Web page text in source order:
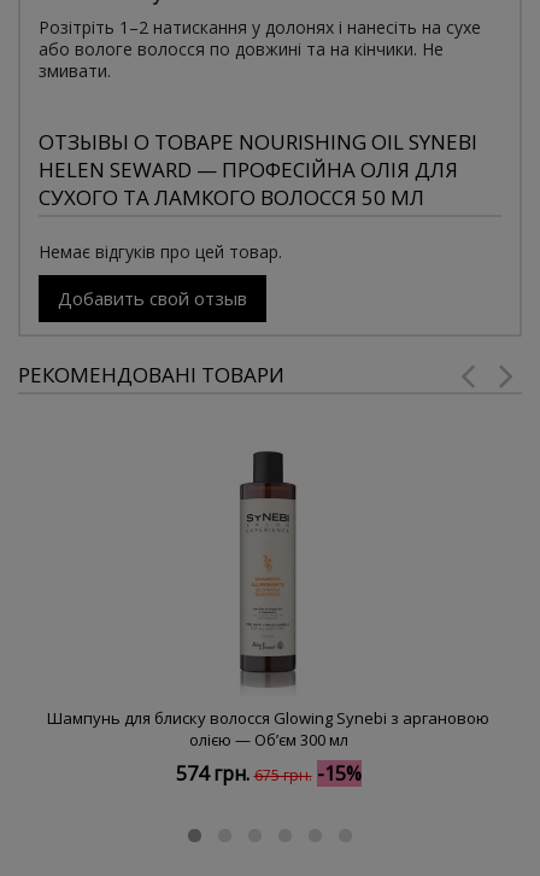
Розітріть 1–2 натискання у долонях і нанесіть на сухе
або вологе волосся по довжині та на кінчики. Не
змивати.
ОТЗЫВЫ О ТОВАРЕ NOURISHING OIL SYNEBI
HELEN SEWARD — ПРОФЕСІЙНА ОЛІЯ ДЛЯ
СУХОГО ТА ЛАМКОГО ВОЛОССЯ 50 МЛ
Немає відгуків про цей товар.
Добавить свой отзыв
РЕКОМЕНДОВАНІ ТОВАРИ
Шампунь для блиску волосся Glowing Synebi з аргановою
олією — Обʼєм 300 мл
574 грн. 675 грн. -15%